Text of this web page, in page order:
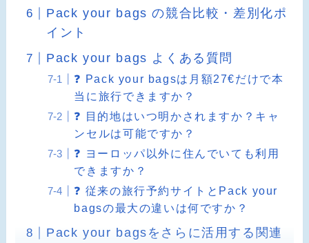
Pack your bags の競合比較・差別化ポ
イント
Pack your bags よくある質問
❓ Pack your bagsは月額27€だけで本
当に旅行できますか？
❓ 目的地はいつ明かされますか？キャ
ンセルは可能ですか？
❓ ヨーロッパ以外に住んでいても利用
できますか？
❓ 従来の旅行予約サイトとPack your
bagsの最大の違いは何ですか？
Pack your bagsをさらに活用する関連